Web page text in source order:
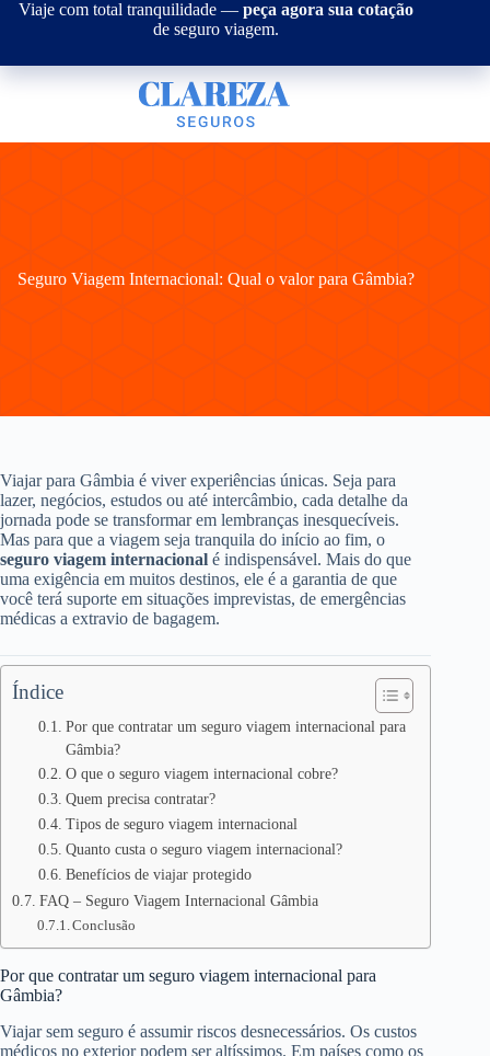
Pular
conteúdo
Viaje com total tranquilidade — peça agora sua cotação
de seguro viagem.
Seguro Viagem Internacional: Qual o valor para Gâmbia?
Viajar para Gâmbia é viver experiências únicas. Seja para
lazer, negócios, estudos ou até intercâmbio, cada detalhe da
jornada pode se transformar em lembranças inesquecíveis.
Mas para que a viagem seja tranquila do início ao fim, o
seguro viagem internacional é indispensável. Mais do que
uma exigência em muitos destinos, ele é a garantia de que
você terá suporte em situações imprevistas, de emergências
médicas a extravio de bagagem.
Índice
Por que contratar um seguro viagem internacional para
Gâmbia?
O que o seguro viagem internacional cobre?
Quem precisa contratar?
Tipos de seguro viagem internacional
Quanto custa o seguro viagem internacional?
Benefícios de viajar protegido
FAQ – Seguro Viagem Internacional Gâmbia
Conclusão
Por que contratar um seguro viagem internacional para
Gâmbia?
Viajar sem seguro é assumir riscos desnecessários. Os custos
médicos no exterior podem ser altíssimos. Em países como os